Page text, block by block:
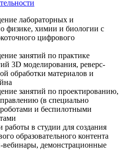
лабораторных и
физике, химии и биологии с
цифрового
занятий по практике
3D моделирования, реверс-
обработки материалов и
занятий по проектированию,
(в специально
и беспилотными
работы в студии для создания
образовательного контента
вебинары, демонстрационные